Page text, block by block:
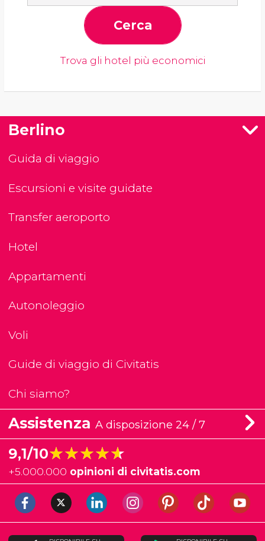
Cerca
Trova gli hotel più economici
Berlino
Guida di viaggio
Escursioni e visite guidate
Transfer aeroporto
Hotel
Appartamenti
Autonoleggio
Voli
Guide di viaggio di Civitatis
Chi siamo?
Assistenza A disposizione 24 / 7
9,1/10★★★★★
★★★★★
+5.000.000 opinioni di civitatis.com